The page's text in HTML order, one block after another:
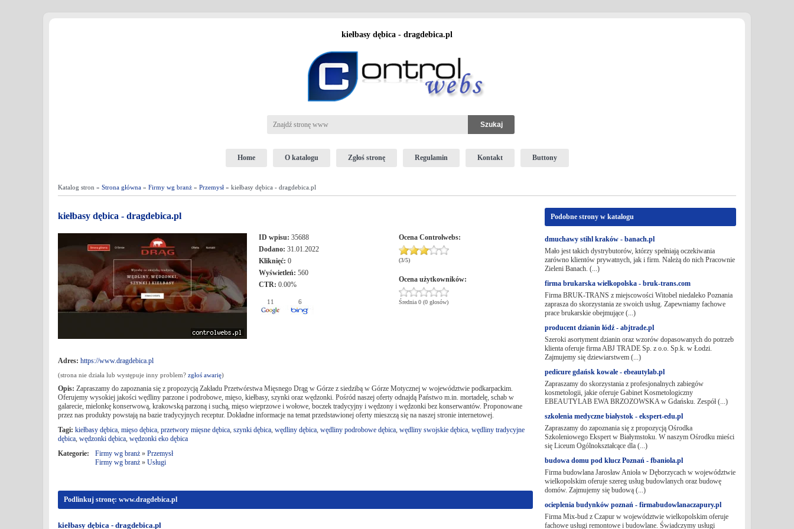
kiełbasy dębica - dragdebica.pl
Home O katalogu Zgłoś stronę Regulamin Kontakt Buttony
Katalog stron » Strona główna » Firmy wg branż » Przemysł » kiełbasy dębica - dragdebica.pl
kiełbasy dębica - dragdebica.pl
ID wpisu: 35688
Dodano: 31.01.2022
Kliknięć: 0
Wyświetleń: 560
CTR: 0.00%
11 6
Ocena Controlwebs:
(3/5)
Ocena użytkowników:
Średnia 0 (0 głosów)
Adres: https://www.dragdebica.pl
(strona nie działa lub występuje inny problem? zgłoś awarię)
Opis: Zapraszamy do zapoznania się z propozycją Zakładu Przetwórstwa Mięsnego Drąg w Górze z siedzibą w Górze Motycznej w województwie podkarpackim.
Oferujemy wysokiej jakości wędliny parzone i podrobowe, mięso, kiełbasy, szynki oraz wędzonki. Pośród naszej oferty odnajdą Państwo m.in. mortadelę, schab w
galarecie, mielonkę konserwową, krakowską parzoną i suchą, mięso wieprzowe i wołowe, boczek tradycyjny i wędzony i wędzonki bez konserwantów. Proponowane
przez nas produkty powstają na bazie tradycyjnych receptur. Dokładne informacje na temat przedstawionej oferty mieszczą się na naszej stronie internetowej.
Tagi: kiełbasy dębica, mięso dębica, przetwory mięsne dębica, szynki dębica, wędliny dębica, wędliny podrobowe dębica, wędliny swojskie dębica, wędliny tradycyjne
dębica, wędzonki dębica, wędzonki eko dębica
Kategorie:
Firmy wg branż » Przemysł
Firmy wg branż » Usługi
Podlinkuj stronę: www.dragdebica.pl
kiełbasy dębica - dragdebica.pl
Podobne strony w katalogu
dmuchawy stihl kraków - banach.pl
Mało jest takich dystrybutorów, którzy spełniają oczekiwania
zarówno klientów prywatnych, jak i firm. Należą do nich Pracownie
Zieleni Banach. (...)
firma brukarska wielkopolska - bruk-trans.com
Firma BRUK-TRANS z miejscowości Witobel niedaleko Poznania
zaprasza do skorzystania ze swoich usług. Zapewniamy fachowe
prace brukarskie obejmujące (...)
producent dzianin łódź - abjtrade.pl
Szeroki asortyment dzianin oraz wzorów dopasowanych do potrzeb
klienta oferuje firma ABJ TRADE Sp. z o.o. Sp.k. w Łodzi.
Zajmujemy się dziewiarstwem (...)
pedicure gdańsk kowale - ebeautylab.pl
Zapraszamy do skorzystania z profesjonalnych zabiegów
kosmetologii, jakie oferuje Gabinet Kosmetologiczny
EBEAUTYLAB EWA BRZOZOWSKA w Gdańsku. Zespół (...)
szkolenia medyczne białystok - ekspert-edu.pl
Zapraszamy do zapoznania się z propozycją Ośrodka
Szkoleniowego Ekspert w Białymstoku. W naszym Ośrodku mieści
się Liceum Ogólnokształcące dla (...)
budowa domu pod klucz Poznań - fbaniola.pl
Firma budowlana Jarosław Anioła w Dęborzycach w województwie
wielkopolskim oferuje szereg usług budowlanych oraz budowę
domów. Zajmujemy się budową (...)
ocieplenia budynków poznań - firmabudowlanaczapury.pl
Firma Mix-bud z Czapur w województwie wielkopolskim oferuje
fachowe usługi remontowe i budowlane. Świadczymy usługi